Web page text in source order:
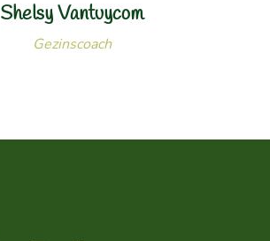
Shelsy Vantuycom
Gezinscoach